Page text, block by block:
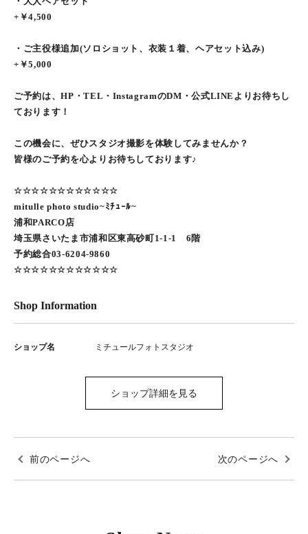
+￥4,500
・ご主役様追加(ソロショット、衣装１着、ヘアセット込み)
+￥5,000
ご予約は、HP・TEL・InstagramのDM・公式LINEよりお待ちし
ております！
この機会に、ぜひスタジオ撮影を体験してみませんか？
皆様のご予約を心よりお待ちしております♪
☆☆☆☆☆☆☆☆☆☆☆☆
mitulle photo studio~ﾐﾁｭｰﾙ~
浦和PARCO店
埼玉県さいたま市浦和区東高砂町1-1-1 6階
予約総合03-6204-9860
☆☆☆☆☆☆☆☆☆☆☆☆
Shop Information
ショップ名 ミチュールフォトスタジオ
ショップ詳細を見る
前のページへ 次のページへ